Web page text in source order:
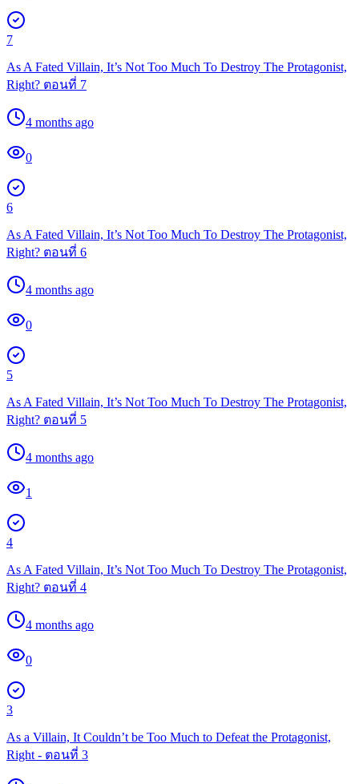
7
As A Fated Villain, It’s Not Too Much To Destroy The Protagonist,
Right? ตอนที่ 7
4 months ago
0
6
As A Fated Villain, It’s Not Too Much To Destroy The Protagonist,
Right? ตอนที่ 6
4 months ago
0
5
As A Fated Villain, It’s Not Too Much To Destroy The Protagonist,
Right? ตอนที่ 5
4 months ago
1
4
As A Fated Villain, It’s Not Too Much To Destroy The Protagonist,
Right? ตอนที่ 4
4 months ago
0
3
As a Villain, It Couldn’t be Too Much to Defeat the Protagonist,
Right - ตอนที่ 3